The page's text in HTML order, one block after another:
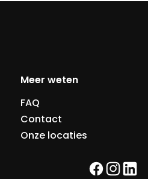
Meer weten
FAQ
Contact
Onze locaties
facebook